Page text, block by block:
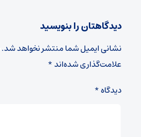
دیدگاهتان را بنویسید
نشانی ایمیل شما منتشر نخواهد شد.
علامت‌گذاری شده‌اند*
دیدگاه*